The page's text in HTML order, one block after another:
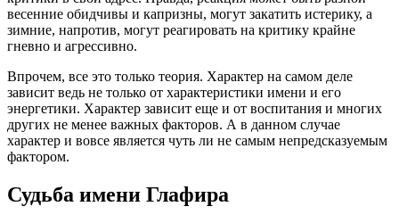
весенние обидчивы и капризны, могут закатить истерику, а
зимние, напротив, могут реагировать на критику крайне
гневно и агрессивно.
Впрочем, все это только теория. Характер на самом деле
зависит ведь не только от характеристики имени и его
энергетики. Характер зависит еще и от воспитания и многих
других не менее важных факторов. А в данном случае
характер и вовсе является чуть ли не самым непредсказуемым
фактором.
Судьба имени Глафира